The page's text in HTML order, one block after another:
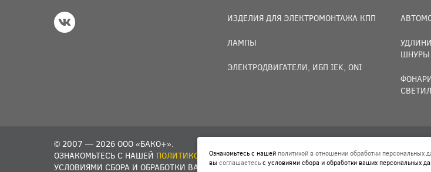
ИЗДЕЛИЯ ДЛЯ ЭЛЕКТРОМОНТАЖА КПП
ЛАМПЫ
ЭЛЕКТРОДВИГАТЕЛИ, ИБП IEK, ONI
ШНУРЫ
© 2007 — 2026 ООО «БАКО+».
ОЗНАКОМЬТЕСЬ С НАШЕЙ ПОЛИТИКОЙ В ОТНОШЕНИИ ОБРАБОТКИ ПЕРСОНАЛЬНЫХ ДАННЫХ.
УСЛОВИЯМИ СБОРА И ОБРАБОТКИ ВАШИХ ПЕРСОНАЛЬНЫХ ДАННЫХ, В ТОМ ЧИСЛЕ ФАЙЛОВ
Ознакомьтесь с нашей политикой в отношении обработки персональных
вы соглашаетесь с условиями сбора и обработки ваших персональных